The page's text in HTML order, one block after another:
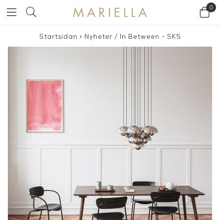
0
Startsidan > Nyheter/ In Between - SK5